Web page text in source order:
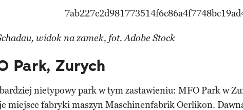
widok na zamek, fot. Adobe Stock
Park, Zurych
nietypowy park w tym zastawieniu: MFO Park w
miejsce fabryki maszyn Maschinenfabrik Oerlikon.